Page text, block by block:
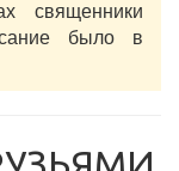
священники
было в